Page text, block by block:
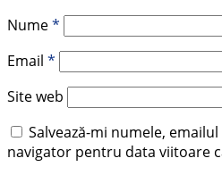
Nume*
Email *
Site web
Salvează-mi numele,
navigator pentru data viitoare